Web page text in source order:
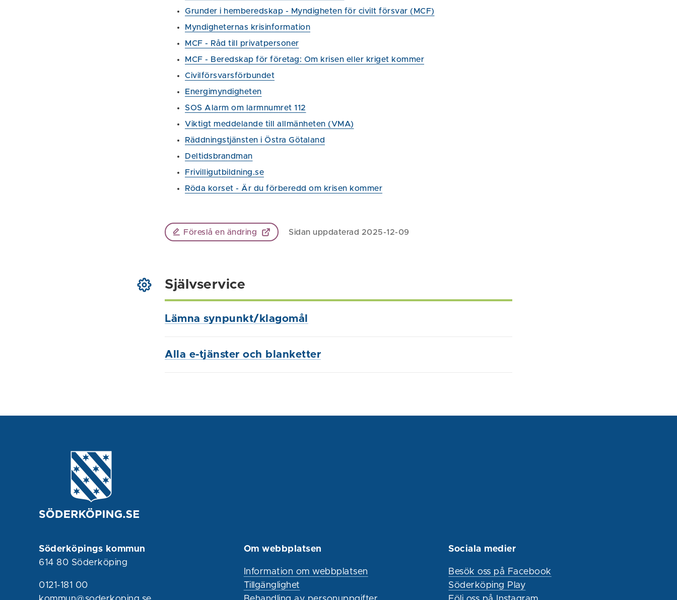
Grunder i hemberedskap - Myndigheten för civilt försvar (MCF)
Myndigheternas krisinformation
MCF - Råd till privatpersoner
MCF - Beredskap för företag: Om krisen eller kriget kommer
Civilförsvarsförbundet
Energimyndigheten
SOS Alarm om larmnumret 112
Viktigt meddelande till allmänheten (VMA)
Räddningstjänsten i Östra Götaland
Deltidsbrandman
Frivilligutbildning.se
Röda korset - Är du förberedd om krisen kommer
Föreslå en ändring Sidan uppdaterad 2025-12-09
Självservice
Lämna synpunkt/klagomål
Alla e-tjänster och blanketter
Söderköpings kommun
614 80 Söderköping
0121-181 00
Om webbplatsen
Information om webbplatsen
Tillgänglighet
Sociala medier
Besök oss på Facebook
Söderköping Play